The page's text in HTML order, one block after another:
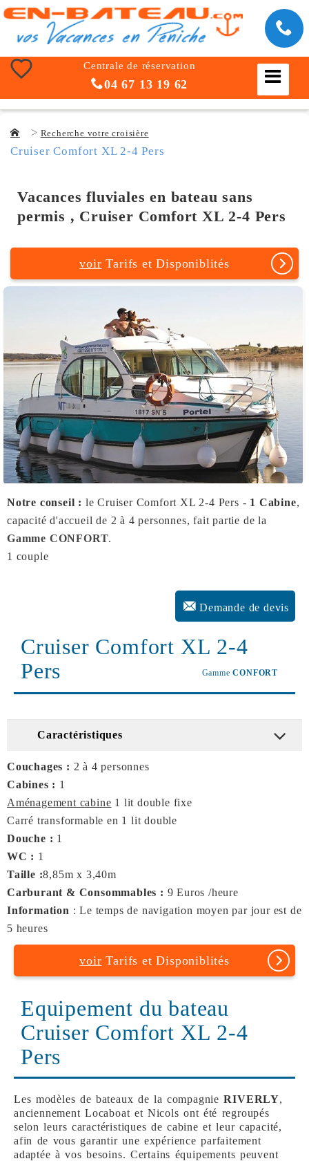
Centrale de réservation
04 67 13 19 62
Recherche votre croisière
Cruiser Comfort XL 2-4 Pers
Vacances fluviales en bateau sans
permis , Cruiser Comfort XL 2-4 Pers
voir Tarifs et Disponiblités
Notre conseil : le Cruiser Comfort XL 2-4 Pers - 1 Cabine,
capacité d'accueil de 2 à 4 personnes, fait partie de la
Gamme CONFORT.
1 couple
Demande de devis
Cruiser Comfort XL 2-4
Pers
GammeCONFORT
Caractéristiques
Couchages : 2 à 4 personnes
Cabines : 1
Aménagement cabine 1 lit double fixe
Carré transformable en 1 lit double
Douche : 1
WC : 1
Taille :8,85m x 3,40m
Carburant & Consommables : 9 Euros /heure
Information : Le temps de navigation moyen par jour est de
5 heures
voir Tarifs et Disponiblités
Equipement du bateau
Cruiser Comfort XL 2-4
Pers
Les modèles de bateaux de la compagnieRIVERLY,
anciennement Locaboat et Nicols ont été regroupés
selon leurs caractéristiques de cabine et leur capacité,
afin de vous garantir une expérience parfaitement
adaptée à vos besoins. Certains équipements peuvent